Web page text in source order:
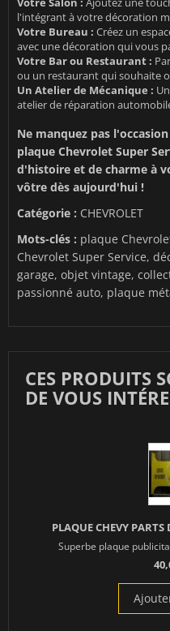
l'intégrant à votre décoration
Votre Bureau : Créez un
avec une décoration qui vous
Votre Bar ou Restaurant :
ou un restaurant qui souhaite
Un Atelier de Mécanique :
atelier de réparation
Ne manquez pas
plaque Chevrolet Super
d'histoire et de charme à
vôtre dès aujourd'hui !
Catégorie : CHEVROLET
Mots-clés : plaque
Chevrolet Super Service,
garage, objet vintage,
passionné auto, plaque
CES PRODUITS
DE VOUS
PLAQUE CHEVY
Superbe plaque